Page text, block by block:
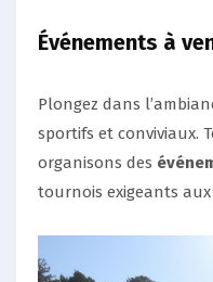
Événements à
Plongez dans
sportifs et conviviaux.
organisons des
tournois exigeants